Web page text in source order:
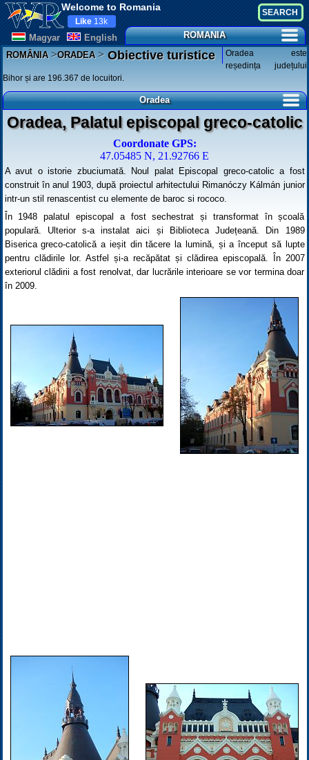
Welcome to Romania
Magyar English
Like 13k
ROMANIA
ROMÂNIA>ORADEA>Obiective turistice
Oradea este
reședința județului
Bihor și are 196.367 de locuitori.
Oradea
Oradea, Palatul episcopal greco-catolic
Coordonate GPS:
47.05485 N, 21.92766 E
A avut o istorie zbuciumată. Noul palat Episcopal greco-catolic a fost
construit în anul 1903, după proiectul arhitectului Rimanóczy Kálmán junior
intr-un stil renascentist cu elemente de baroc si rococo.
În 1948 palatul episcopal a fost sechestrat și transformat în școală
populară. Ulterior s-a instalat aici și Biblioteca Județeană. Din 1989
Biserica greco-catolică a ieșit din tăcere la lumină, și a început să lupte
pentru clădirile lor. Astfel și-a recăpătat și clădirea episcopală. În 2007
exteriorul clădirii a fost renolvat, dar lucrările interioare se vor termina doar
în 2009.